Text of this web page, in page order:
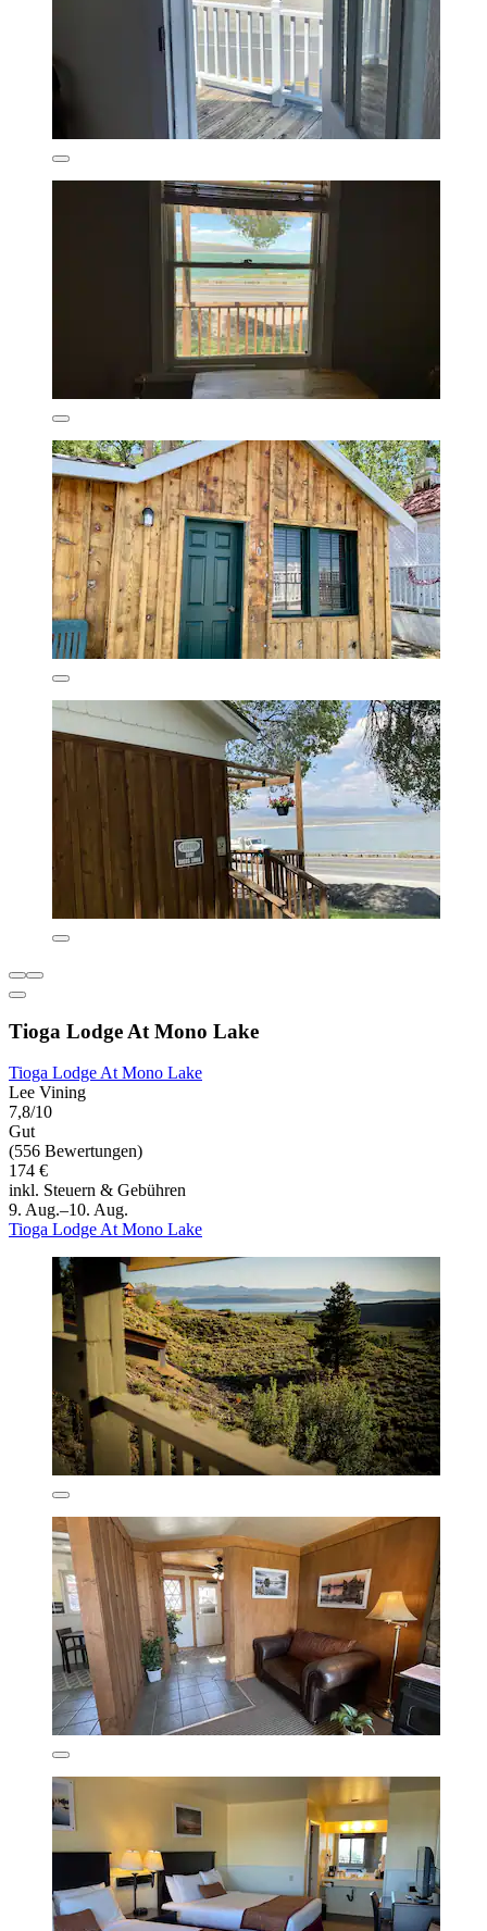
Tioga Lodge At Mono Lake
Tioga Lodge At Mono Lake
Lee Vining
7,8/10
Gut
(556 Bewertungen)
174 €
inkl. Steuern & Gebühren
9. Aug.–10. Aug.
Tioga Lodge At Mono Lake